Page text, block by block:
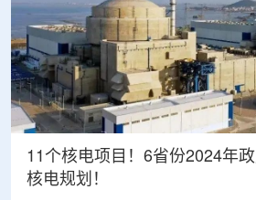
11个核电项目！6省份2024年
核电规划！